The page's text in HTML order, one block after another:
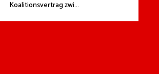
Koalitionsvertrag zwi...